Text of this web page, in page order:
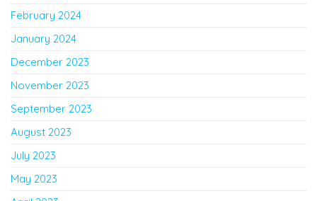
February 2024
January 2024
December 2023
November 2023
September 2023
August 2023
July 2023
May 2023